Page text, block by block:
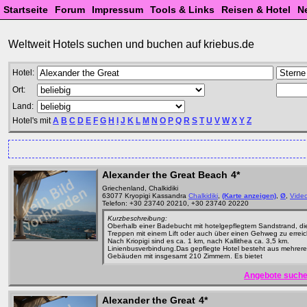
Startseite Forum Impressum Tools & Links Reisen & Hotel
Weltweit Hotels suchen und buchen auf kriebus.de
Hotel:
Ort:
Land:
Hotel's mitA B C D E F G H J K L M N O P Q R S T U V W X Y Z
Alexander the Great Beach 4*
Griechenland, Chalkidiki
63077 Kryopigi Kassandra Chalkidiki (Karte anzeigen) Ø
Telefon: +30 23740 20210, +30 23740 20220
Kurzbeschreibung:
Oberhalb einer Badebucht mit hotelgepflegtem Sandstrand,
Treppen mit einem Lift oder auch über einen Gehweg zu
Nach Kriopigi sind es ca. 1 km, nach Kallithea ca. 3,5 km.
Linienbusverbindung.Das gepflegte Hotel besteht aus
Gebäuden mit insgesamt 210 Zimmern. Es bietet
Angebote
Alexander the Great 4*